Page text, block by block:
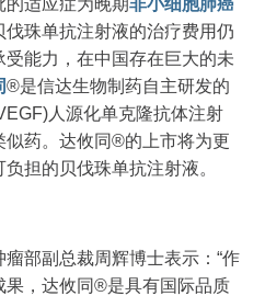
珠单抗注射液的治疗费用仍
能力，在中国存在巨大的未
®是信达生物制药自主研发的
人源化单克隆抗体注射
药。达攸同®的上市将为更
担的贝伐珠单抗注射液。
部副总裁周辉博士表示：“作
果，达攸同®是具有国际品质